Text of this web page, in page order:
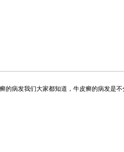
病发我们大家都知道，牛皮癣的病发是不